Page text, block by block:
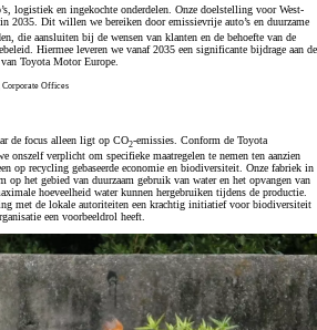
logistiek en ingekochte onderdelen. Onze doelstelling voor West-
2035. Dit willen we bereiken door emissievrije auto’s en duurzame
die aansluiten bij de wensen van klanten en de behoefte van de
Hiermee leveren we vanaf 2035 een significante bijdrage aan de
Toyota Motor Europe.
Corporate Offices
de focus alleen ligt op CO2-emissies. Conform de Toyota
onszelf verplicht om specifieke maatregelen te nemen ten aanzien
op recycling gebaseerde economie en biodiversiteit. Onze fabriek in
het gebied van duurzaam gebruik van water en het opvangen van
hoeveelheid water kunnen hergebruiken tijdens de productie.
met de lokale autoriteiten een krachtig initiatief voor biodiversiteit
een voorbeeldrol heeft.